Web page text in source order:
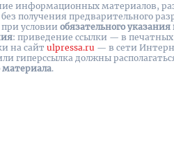
информационных материалов,
получения предварительного
условии обязательного
: приведение ссылки — в
на cайт ulpressa.ru — в сети
гиперссылка должны
материала.